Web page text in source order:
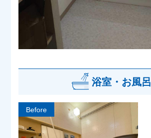
浴室・お風呂
Before